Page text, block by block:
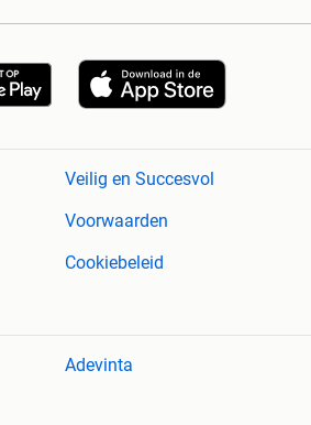
Veilig en Succesvol
Voorwaarden
Cookiebeleid
Adevinta